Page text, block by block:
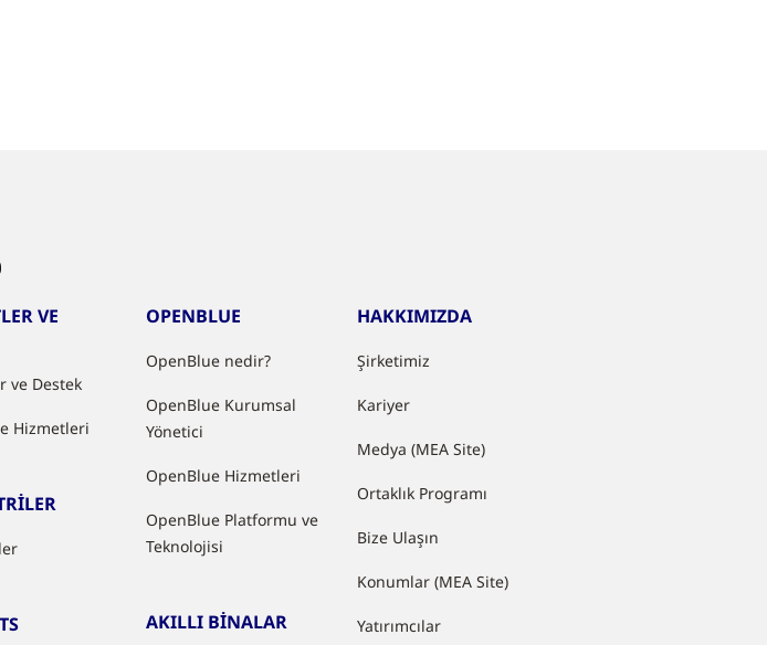
VE
ve Destek
Hizmetleri
OPENBLUE
OpenBlue nedir?
OpenBlue Kurumsal
Yönetici
OpenBlue Hizmetleri
OpenBlue Platformu ve
Teknolojisi
AKILLI BİNALAR
HAKKIMIZDA
Şirketimiz
Kariyer
Medya (MEA Site)
Ortaklık Programı
Bize Ulaşın
Konumlar (MEA Site)
Yatırımcılar